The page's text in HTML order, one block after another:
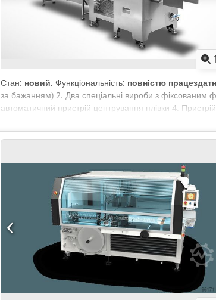
1
Стан: новий, Функціональність: повністю
за бажанням) 2. Два спеціальні вироби з фіксованим
автоматичний пристрій центрування плівки 4.
центральна ластівнева структура зварного шва 6.
Чотири індивідуальних контролера температури 9.
міток 12. Програмована довжина пакета 13.
Ширина продукту: B70-250 мм 3. Висота продукту:
матеріалу) 5. Максимальна ширина плівки: 600 мм 6.
близько 1100 кг 9. Габарити машини: приблизно 4500